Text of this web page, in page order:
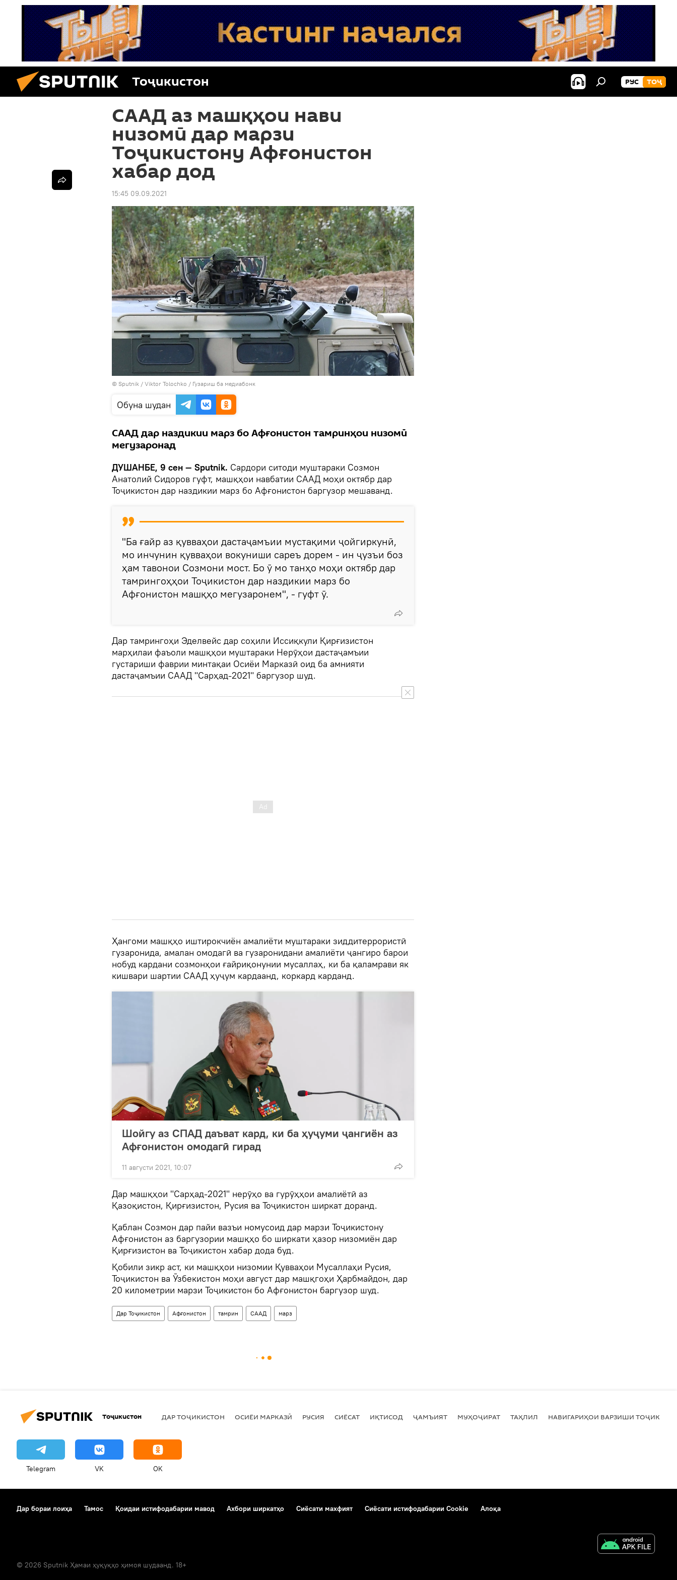
Тоҷикистон РУС ТОҶ
СААД аз машқҳои нави
низомӣ дар марзи
Тоҷикистону Афғонистон
хабар дод
15:45 09.09.2021
© Sputnik / Viktor Tolochko / Гузариш ба медиабонк
Обуна шудан
СААД дар наздикии марз бо Афғонистон тамринҳои низомӣ
мегузаронад
ДУШАНБЕ, 9 сен — Sputnik. Сардори ситоди муштараки Созмон
Анатолий Сидоров гуфт, машқҳои навбатии СААД моҳи октябр дар
Тоҷикистон дар наздикии марз бо Афғонистон баргузор мешаванд.
"Ба ғайр аз қувваҳои дастаҷамъии мустақими ҷойгиркунӣ,
мо инчунин қувваҳои вокуниши сареъ дорем - ин ҷузъи боз
ҳам тавонои Созмони мост. Бо ӯ мо танҳо моҳи октябр дар
тамрингоҳҳои Тоҷикистон дар наздикии марз бо
Афғонистон машқҳо мегузаронем", - гуфт ӯ.
Дар тамрингоҳи Эделвейс дар соҳили Иссиқкули Қирғизистон
марҳилаи фаъоли машқҳои муштараки Нерӯҳои дастаҷамъии
густариши фаврии минтақаи Осиёи Марказӣ оид ба амнияти
дастаҷамъии СААД "Сарҳад-2021" баргузор шуд.
Ҳангоми машқҳо иштирокчиён амалиёти муштараки зиддитеррористӣ
гузаронида, амалан омодагӣ ва гузаронидани амалиёти ҷангиро барои
нобуд кардани созмонҳои ғайриқонунии мусаллаҳ, ки ба қаламрави як
кишвари шартии СААД ҳуҷум кардаанд, коркард карданд.
Шойгу аз СПАД даъват кард, ки ба ҳуҷуми ҷангиён аз
Афғонистон омодагӣ гирад
11 августи 2021, 10:07
Дар машқҳои "Сарҳад-2021" нерӯҳо ва гурӯҳҳои амалиётӣ аз
Қазоқистон, Қирғизистон, Русия ва Тоҷикистон ширкат доранд.
Қаблан Созмон дар пайи вазъи номусоид дар марзи Тоҷикистону
Афғонистон аз баргузории машқҳо бо ширкати ҳазор низомиён дар
Қирғизистон ва Тоҷикистон хабар дода буд.
Қобили зикр аст, ки машқҳои низомии Қувваҳои Мусаллаҳи Русия,
Тоҷикистон ва Ӯзбекистон моҳи август дар машқгоҳи Ҳарбмайдон, дар
20 километрии марзи Тоҷикистон бо Афғонистон баргузор шуд.
Дар Тоҷикистон Афғонистон тамрин СААД марз
Тоҷикистон ДАР ТОҶИКИСТОН ОСИЁИ МАРКАЗӢ РУСИЯ СИЁСАТ ИҚТИСОД ҶАМЪИЯТ МУҲОҶИРАТ ТАҲЛИЛ НАВИГАРИҲОИ ВАРЗИШИ
Telegram VK OK
Дар бораи лоиҳа Тамос Қоидаи истифодабарии мавод Ахбори ширкатҳо Сиёсати махфият Сиёсати истифодабарии Cookie Алоқа
© 2026 Sputnik Ҳамаи ҳуқуқҳо ҳимоя шудаанд. 18+